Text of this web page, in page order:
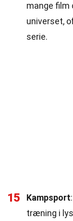
mange film
universet,
serie.
15 Kampsport
træning i